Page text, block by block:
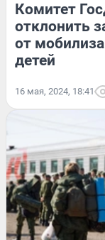
Комитет
отклонить
от
детей
16 мая, 2024, 18:41